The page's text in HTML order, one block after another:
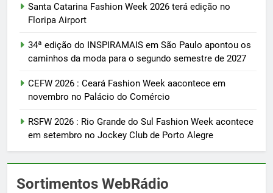
Santa Catarina Fashion Week 2026 terá edição no
Floripa Airport
34ª edição do INSPIRAMAIS em São Paulo apontou os
caminhos da moda para o segundo semestre de 2027
CEFW 2026 : Ceará Fashion Week aacontece em
novembro no Palácio do Comércio
RSFW 2026 : Rio Grande do Sul Fashion Week acontece
em setembro no Jockey Club de Porto Alegre
Sortimentos WebRádio